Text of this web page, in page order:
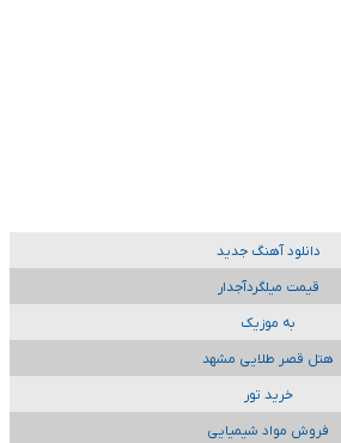
دانلود آهنگ جدید
قیمت میلگردآجدار
به موزیک
هتل قصر طلایی مشهد
خرید تور
فروش مواد شیمیایی